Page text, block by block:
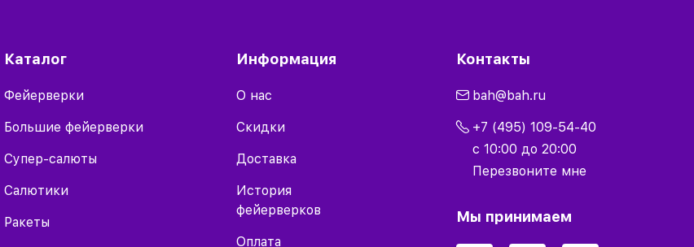
Каталог
Фейерверки
Большие фейерверки
Супер-салюты
Салютики
Ракеты
Информация
О нас
Скидки
Доставка
История
фейерверков
Оплата
Контакты
bah@bah.ru
+7 (495) 109-54-40
с 10:00 до 20:00
Перезвоните мне
Мы принимаем